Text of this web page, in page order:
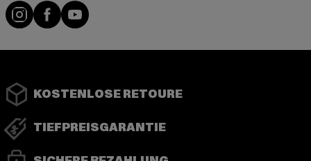
Instagram
FacebookYouTube
KOSTENLOSE RETOURE
TIEFPREISGARANTIE